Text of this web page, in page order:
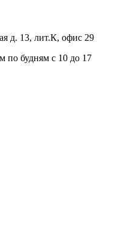
д. 13, лит.К, офис 29
по будням с 10 до 17